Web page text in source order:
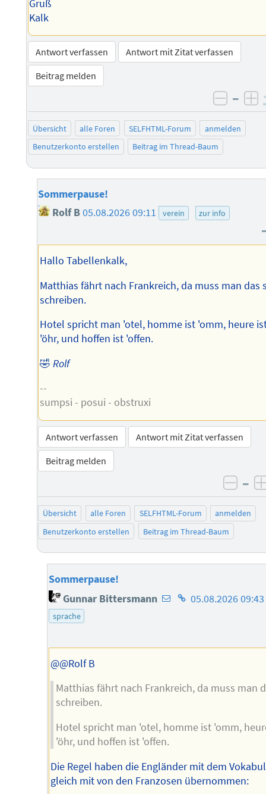
Gruß
Kalk
Antwort verfassen
Antwort mit Zitat verfassen
Beitrag melden
–
Übersicht alle Foren SELFHTML-Forum
anmelden
Benutzerkonto erstellen
Beitrag im Thread-Baum
Sommerpause!
Rolf B05.08.2026 09:11 verein zur info
Hallo Tabellenkalk,
Matthias fährt nach Frankreich, da muss man das
schreiben.
Hotel spricht man 'otel, homme ist 'omm, heure
'öhr, und hoffen ist 'offen.
🤣Rolf
--
sumpsi - posui - obstruxi
Antwort verfassen
Antwort mit Zitat verfassen
Beitrag melden
–
Übersicht alle Foren SELFHTML-Forum
anmelden
Benutzerkonto erstellen
Beitrag im Thread-Baum
Sommerpause!
Gunnar Bittersmann E-
des
Homepage
05.08.2026 09:43
sprache
@@Rolf B
Matthias fährt nach Frankreich, da muss man
schreiben.
Hotel spricht man 'otel, homme ist 'omm,
'öhr, und hoffen ist 'offen.
Die Regel haben die Engländer mit dem
gleich mit von den Franzosen übernommen: